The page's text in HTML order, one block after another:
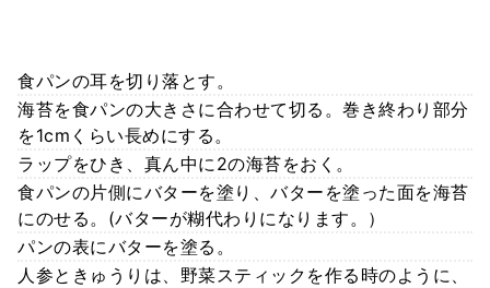
食パンの耳を切り落とす。
海苔を食パンの大きさに合わせて切る。巻き終わり部分
を1cmくらい長めにする。
ラップをひき、真ん中に2の海苔をおく。
食パンの片側にバターを塗り、バターを塗った面を海苔
にのせる。(バターが糊代わりになります。）
パンの表にバターを塗る。
人参ときゅうりは、野菜スティックを作る時のように、